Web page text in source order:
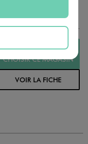
MAGASIN CHOISI
CHOISIR CE MAGASIN
VOIR LA FICHE